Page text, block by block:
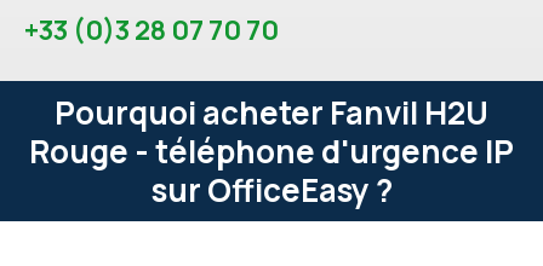
+33 (0)3 28 07 70 70
Pourquoi acheter Fanvil H2U
Rouge - téléphone d'urgence IP
sur OfficeEasy ?